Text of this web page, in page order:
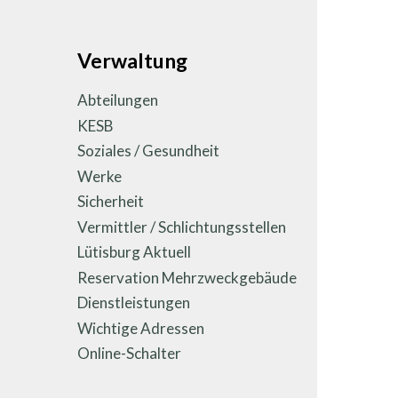
Unternavigation
Verwaltung
Abteilungen
KESB
Soziales / Gesundheit
Werke
Sicherheit
Vermittler / Schlichtungsstellen
Lütisburg Aktuell
Reservation Mehrzweckgebäude
Dienstleistungen
Wichtige Adressen
Online-Schalter